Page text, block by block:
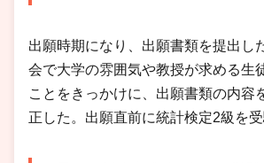
出願時期になり、出願書類を提出し
会で大学の雰囲気や教授が求める生
ことをきっかけに、出願書類の内容
正した。出願直前に統計検定2級を受